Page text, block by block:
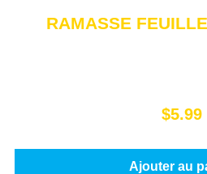
RAMASSE
$5.99
Ajouter au